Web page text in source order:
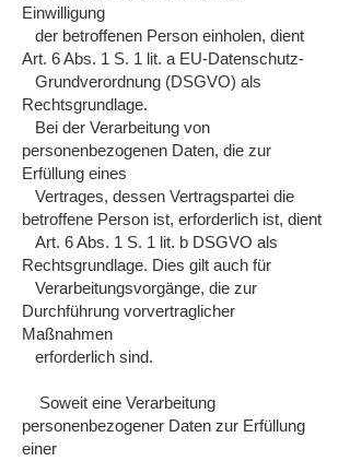
Einwilligung
der betroffenen Person einholen, dient
Art. 6 Abs. 1 S. 1 lit. a EU-Datenschutz-
Grundverordnung (DSGVO) als
Rechtsgrundlage.
Bei der Verarbeitung von
personenbezogenen Daten, die zur
Erfüllung eines
Vertrages, dessen Vertragspartei die
betroffene Person ist, erforderlich ist, dient
Art. 6 Abs. 1 S. 1 lit. b DSGVO als
Rechtsgrundlage. Dies gilt auch für
Verarbeitungsvorgänge, die zur
Durchführung vorvertraglicher
Maßnahmen
erforderlich sind.
Soweit eine Verarbeitung
personenbezogener Daten zur Erfüllung
einer